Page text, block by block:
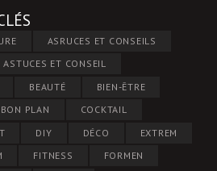
ASRUCES ET CONSEILS
ASTUCES ET CONSEIL
BEAUTÉ
BIEN-ÊTRE
BON PLAN
COCKTAIL
DIY DÉCO
EXTREM
FITNESS
FORMEN